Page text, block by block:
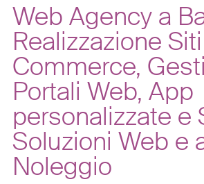
Web Agency a
Realizzazione
Commerce,
Portali Web, App
personalizzate e
Soluzioni Web e
Noleggio